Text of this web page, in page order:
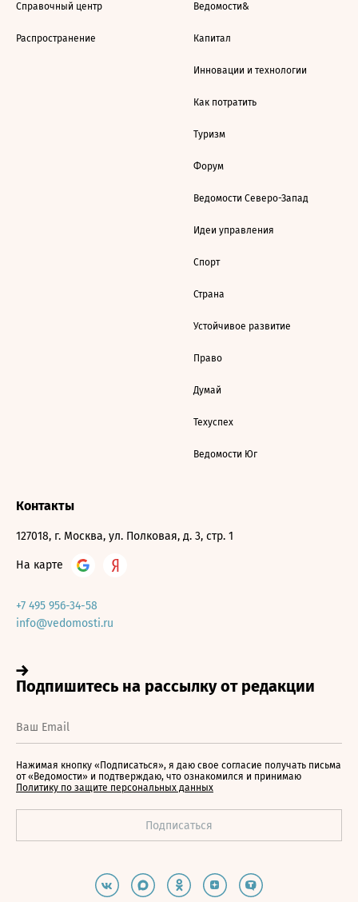
Справочный центр
Распространение
Ведомости&
Капитал
Инновации и технологии
Как потратить
Туризм
Форум
Ведомости Северо-Запад
Идеи управления
Спорт
Страна
Устойчивое развитие
Право
Думай
Техуспех
Ведомости Юг
Контакты
127018, г. Москва, ул. Полковая, д. 3, стр. 1
На карте
+7 495 956-34-58
info@vedomosti.ru
Нажимая кнопку «Подписаться», я даю свое согласие получать письма
от «Ведомости» и подтверждаю, что ознакомился и принимаю
Политику по защите персональных данных